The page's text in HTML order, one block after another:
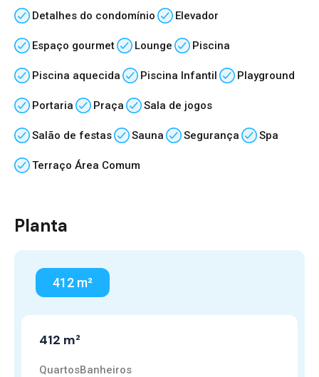
Detalhes do condomínio Elevador
Espaço gourmet Lounge Piscina
Piscina aquecida Piscina Infantil Playground
Portaria Praça Sala de jogos
Salão de festas Sauna Segurança Spa
Terraço Área Comum
Planta
412 m²
412 m²
QuartosBanheiros